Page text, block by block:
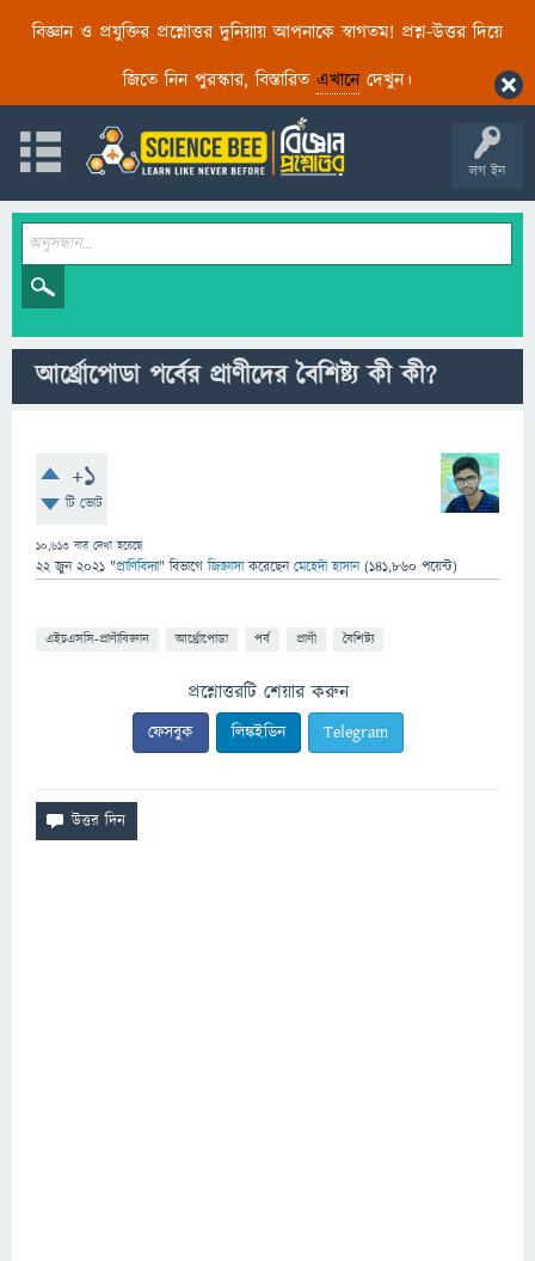
বিজ্ঞান ও প্রযুক্তির প্রশ্নোত্তর দুনিয়ায় আপনাকে স্বাগতম! প্রশ্ন-উত্তর দিয়ে
জিতে নিন পুরস্কার, বিস্তারিত এখানেদেখুন।
লগ ইন
আর্থ্রোপোডা পর্বের প্রাণীদের বৈশিষ্ট্য কী কী?
+1
টি ভোট
10,613 বার দেখা হয়েছে
22 জুন 2021 "প্রাণিবিদ্যা" বিভাগে জিজ্ঞাসাকরেছেনমেহেদী হাসান (141,860 পয়েন্ট)
এইচএসসি-প্রাণীবিজ্ঞান আর্থ্রোপোডা পর্ব প্রাণী বৈশিষ্ট্য
প্রশ্নোত্তরটি শেয়ার করুন
ফেসবুক লিঙ্কইডিন Telegram